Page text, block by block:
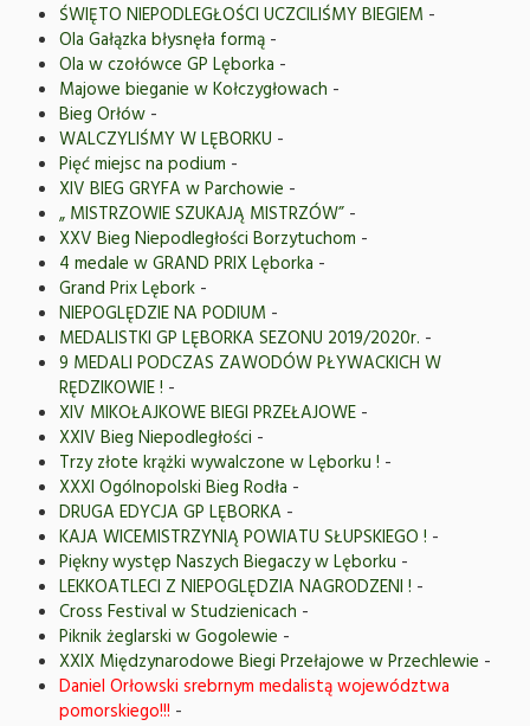
ŚWIĘTO NIEPODLEGŁOŚCI UCZCILIŚMY BIEGIEM -
Ola Gałązka błysnęła formą -
Ola w czołówce GP Lęborka -
Majowe bieganie w Kołczygłowach -
Bieg Orłów -
WALCZYLIŚMY W LĘBORKU -
Pięć miejsc na podium -
XIV BIEG GRYFA w Parchowie -
„ MISTRZOWIE SZUKAJĄ MISTRZÓW” -
XXV Bieg Niepodległości Borzytuchom -
4 medale w GRAND PRIX Lęborka -
Grand Prix Lębork -
NIEPOGLĘDZIE NA PODIUM -
MEDALISTKI GP LĘBORKA SEZONU 2019/2020r. -
9 MEDALI PODCZAS ZAWODÓW PŁYWACKICH W
RĘDZIKOWIE ! -
XIV MIKOŁAJKOWE BIEGI PRZEŁAJOWE -
XXIV Bieg Niepodległości -
Trzy złote krążki wywalczone w Lęborku ! -
XXXI Ogólnopolski Bieg Rodła -
DRUGA EDYCJA GP LĘBORKA -
KAJA WICEMISTRZYNIĄ POWIATU SŁUPSKIEGO ! -
Piękny występ Naszych Biegaczy w Lęborku -
LEKKOATLECI Z NIEPOGLĘDZIA NAGRODZENI ! -
Cross Festival w Studzienicach -
Piknik żeglarski w Gogolewie -
XXIX Międzynarodowe Biegi Przełajowe w Przechlewie -
Daniel Orłowski srebrnym medalistą województwa
pomorskiego!!! -